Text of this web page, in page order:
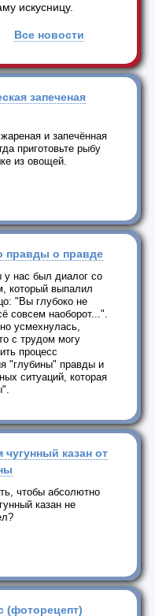
искусницу.
Все новости
запеченая
и запечённая
приготовьте рыбу
из овощей.
правды о правде
нас был диалог со
который выпалил
"Вы глубоко не
совсем наоборот...".
усмехнулась,
с трудом могу
процесс
"глубины" правды и
ситуаций, которая
чугунный казан от
чтобы абсолютно
казан не
(фоторецепт)